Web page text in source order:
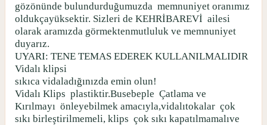
gözönünde bulundurduğumuzda memnuniyet oranımız
oldukçayüksektir. Sizleri de KEHRİBAREVİ ailesi
olarak aramızda görmektenmutluluk ve memnuniyet
duyarız.
UYARI: TENE TEMAS EDEREK KULLANILMALIDIR
Vidalı klipsi
sıkıca vidaladığınızda emin olun!
Vidalı Klips plastiktir.Busebeple Çatlama ve
Kırılmayı önleyebilmek amacıyla,vidalıtokalar çok
sıkı birleştirilmemeli, klips çok sıkı kapatılmamalıve